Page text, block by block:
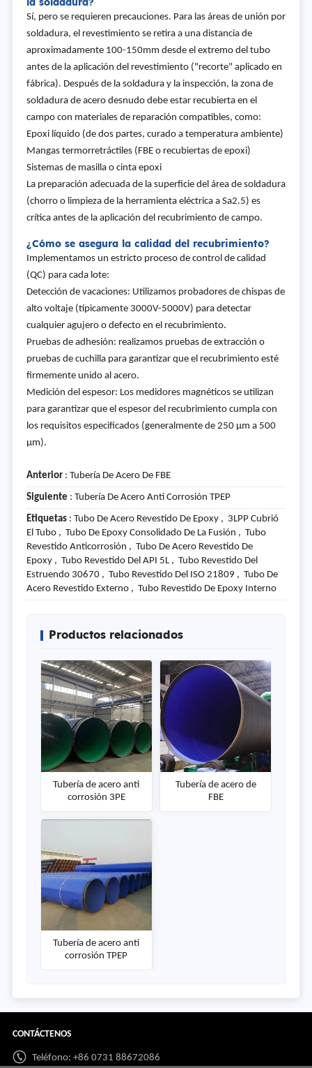
Sí, pero se requieren precauciones. Para las áreas de unión por
soldadura, el revestimiento se retira a una distancia de
aproximadamente 100-150mm desde el extremo del tubo
antes de la aplicación del revestimiento ("recorte" aplicado en
fábrica). Después de la soldadura y la inspección, la zona de
soldadura de acero desnudo debe estar recubierta en el
campo con materiales de reparación compatibles, como:
Epoxi líquido (de dos partes, curado a temperatura ambiente)
Mangas termorretráctiles (FBE o recubiertas de epoxi)
Sistemas de masilla o cinta epoxi
La preparación adecuada de la superficie del área de soldadura
(chorro o limpieza de la herramienta eléctrica a Sa2.5) es
crítica antes de la aplicación del recubrimiento de campo.
¿Cómo se asegura la calidad del recubrimiento?
Implementamos un estricto proceso de control de calidad
(QC) para cada lote:
Detección de vacaciones: Utilizamos probadores de chispas de
alto voltaje (típicamente 3000V-5000V) para detectar
cualquier agujero o defecto en el recubrimiento.
Pruebas de adhesión: realizamos pruebas de extracción o
pruebas de cuchilla para garantizar que el recubrimiento esté
firmemente unido al acero.
Medición del espesor: Los medidores magnéticos se utilizan
para garantizar que el espesor del recubrimiento cumpla con
los requisitos especificados (generalmente de 250 μm a 500
μm).
Anterior: Tubería De Acero De FBE
Siguiente : Tubería De Acero Anti Corrosión TPEP
Etiquetas: Tubo De Acero Revestido De Epoxy , 3LPP Cubrió
El Tubo , Tubo De Epoxy Consolidado De La Fusión , Tubo
Revestido Anticorrosión , Tubo De Acero Revestido De
Epoxy , Tubo Revestido Del API 5L , Tubo Revestido Del
Estruendo 30670 , Tubo Revestido Del ISO 21809 , Tubo De
Acero Revestido Externo , Tubo Revestido De Epoxy Interno
Productos relacionados
Tubería de acero anti
corrosión 3PE
Tubería de acero de
FBE
Tubería de acero anti
corrosión TPEP
CONTÁCTENOS
Teléfono: +86 0731 88672086